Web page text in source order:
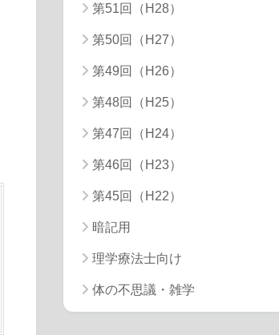
第51回（H28）
第50回（H27）
第49回（H26）
第48回（H25）
第47回（H24）
第46回（H23）
第45回（H22）
暗記用
理学療法士向け
体の不思議・雑学